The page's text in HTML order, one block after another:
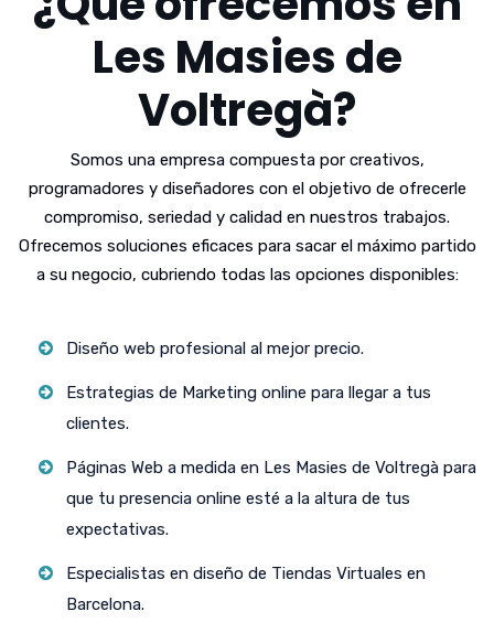
Les Masies de
Voltregà?
Somos una empresa compuesta por creativos,
programadores y diseñadores con el objetivo de ofrecerle
compromiso, seriedad y calidad en nuestros trabajos.
Ofrecemos soluciones eficaces para sacar el máximo partido
a su negocio, cubriendo todas las opciones disponibles:
Diseño web profesional al mejor precio.
Estrategias de Marketing online para llegar a tus
clientes.
Páginas Web a medida en Les Masies de Voltregà para
que tu presencia online esté a la altura de tus
expectativas.
Especialistas en diseño de Tiendas Virtuales en
Barcelona.